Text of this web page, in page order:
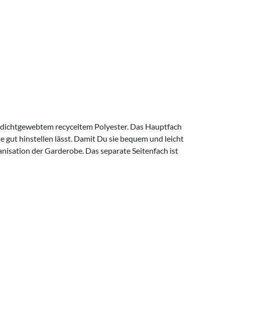
recyceltem Polyester. Das Hauptfach
gut hinstellen lässt. Damit Du sie bequem und leicht
der Garderobe. Das separate Seitenfach ist